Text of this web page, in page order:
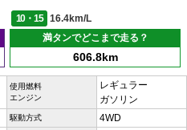
10・15
16.4km/L
満タンでどこまで走る？
606.8km
使用燃料
エンジン
レギュラー
ガソリン
駆動方式 4WD